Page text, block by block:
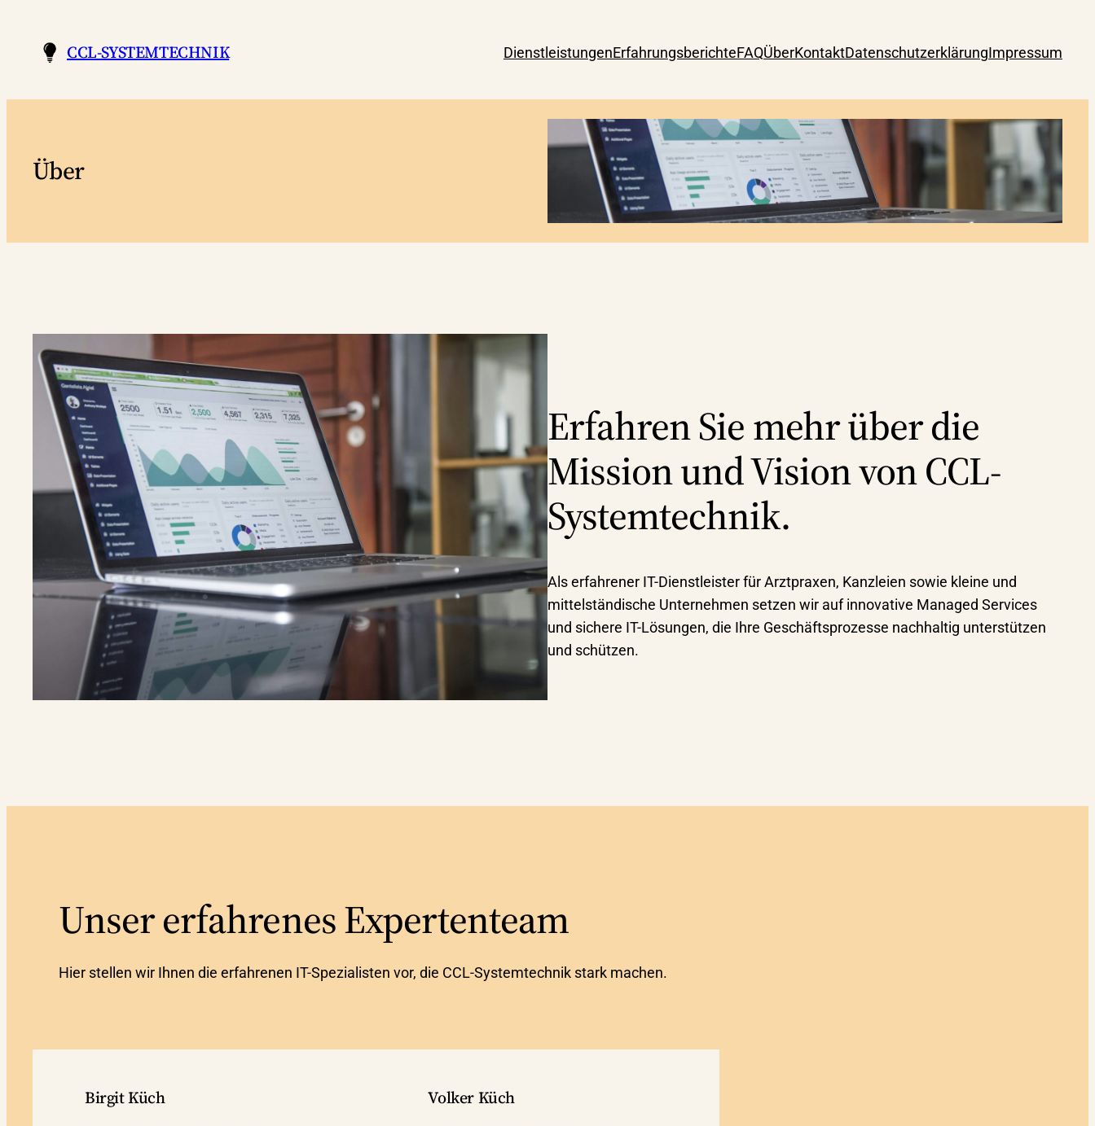
springen
CCL-SYSTEMTECHNIK DienstleistungenErfahrungsberichteFAQÜberKontaktDatenschutzerklärungImpressum
Über
Erfahren Sie mehr über die
Mission und Vision von CCL-
Systemtechnik.
Als erfahrener IT-Dienstleister für Arztpraxen, Kanzleien sowie kleine und
mittelständische Unternehmen setzen wir auf innovative Managed Services
und sichere IT-Lösungen, die Ihre Geschäftsprozesse nachhaltig unterstützen
und schützen.
Unser erfahrenes Expertenteam
Hier stellen wir Ihnen die erfahrenen IT-Spezialisten vor, die CCL-Systemtechnik stark machen.
Birgit Küch Volker Küch